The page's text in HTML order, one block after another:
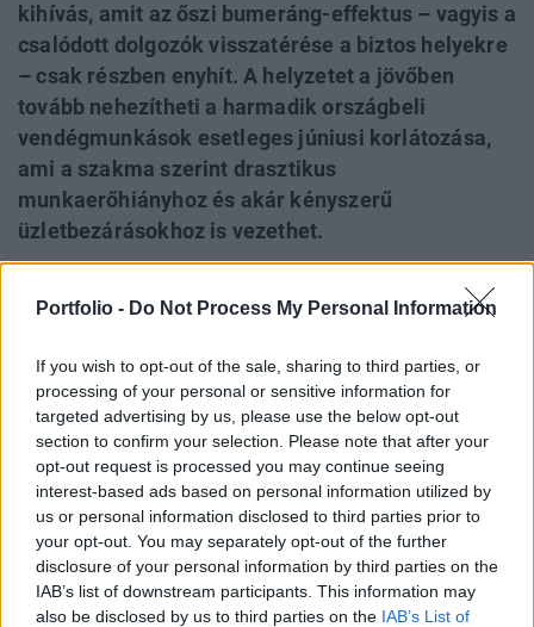
Portfolio - Do Not Process My Personal Information
If you wish to opt-out of the sale, sharing to third parties, or
processing of your personal or sensitive information for
targeted advertising by us, please use the below opt-out
section to confirm your selection. Please note that after your
opt-out request is processed you may continue seeing
interest-based ads based on personal information utilized by
us or personal information disclosed to third parties prior to
your opt-out. You may separately opt-out of the further
disclosure of your personal information by third parties on the
IAB’s list of downstream participants. This information may
also be disclosed by us to third parties on the IAB’s List of
kihívás, amit az őszi bumeráng-effektus – vagyis a
csalódott dolgozók visszatérése a biztos helyekre
– csak részben enyhít. A helyzetet a jövőben
tovább nehezítheti a harmadik országbeli
vendégmunkások esetleges júniusi korlátozása,
ami a szakma szerint drasztikus
munkaerőhiányhoz és akár kényszerű
üzletbezárásokhoz is vezethet.
Budapesten és frekventált helyeken általában nettó
600-700 ezer forint közötti fizetési ajánlatokkal
oldalakon. Budapest V. kerületében például nettó 3
ezer forintos órabér mellett keresnek munkatársat,
vidéken alacsonyabbak a bérek, Pécsen havi nettó
300 ezer forintos ajánlatot is látni. Ezek egész évben
nyitva tartó éttermek, a szezonális munkahelyek
esetében viszont egyértelműen többet kell kínálni.
Miután indul a nyári, szezonális vendéglátás, ezért